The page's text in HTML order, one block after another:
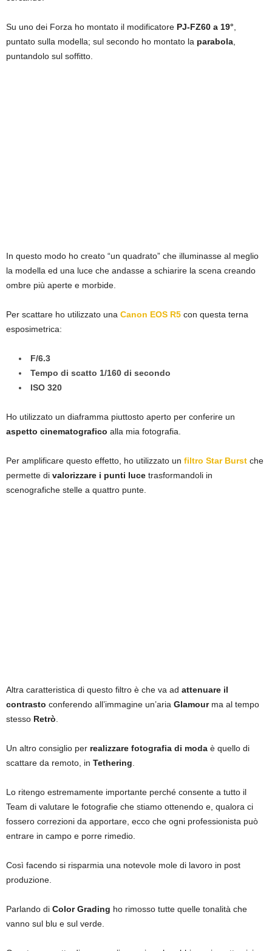
Su uno dei Forza ho montato il modificatore PJ-FZ60 a 19°
puntato sulla modella; sul secondo ho montato la parabola
puntandolo sul soffitto.
In questo modo ho creato “un quadrato” che illuminasse al meglio
la modella ed una luce che andasse a schiarire la scena creando
ombre più aperte e morbide.
Per scattare ho utilizzato una Canon EOS R5 con questa terna
esposimetrica:
F/6.3
Tempo di scatto 1/160 di secondo
ISO 320
Ho utilizzato un diaframma piuttosto aperto per conferire un
aspetto cinematografico alla mia fotografia.
Per amplificare questo effetto, ho utilizzato un filtro Star Burst che
permette di valorizzare i punti luce trasformandoli in
scenografiche stelle a quattro punte.
Altra caratteristica di questo filtro è che va ad attenuare il
contrasto conferendo all’immagine un’aria Glamour ma al tempo
stesso Retrò
Un altro consiglio per realizzare fotografia di moda è quello di
scattare da remoto, in Tethering
Lo ritengo estremamente importante perché consente a tutto il
Team di valutare le fotografie che stiamo ottenendo e, qualora ci
fossero correzioni da apportare, ecco che ogni professionista può
entrare in campo e porre rimedio.
Così facendo si risparmia una notevole mole di lavoro in post
produzione.
Parlando di Color Grading ho rimosso tutte quelle tonalità che
vanno sul blu e sul verde.